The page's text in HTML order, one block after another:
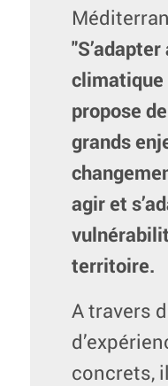
climatique
propose
grands
agir et
territoire.
A travers
concrets,